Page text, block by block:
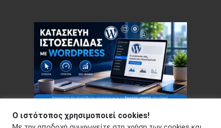
Ο ιστότοπος χρησιμοποιεί cookies!